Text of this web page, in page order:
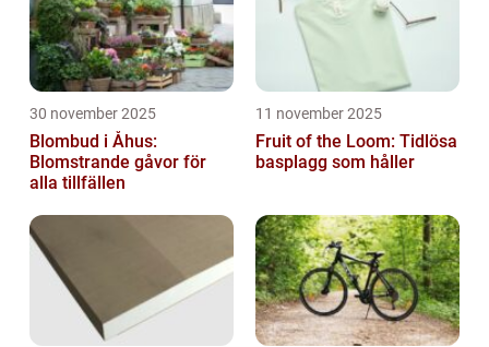
30 november 2025
Blombud i Åhus:
Blomstrande gåvor för
alla tillfällen
11 november 2025
Fruit of the Loom: Tidlösa
basplagg som håller